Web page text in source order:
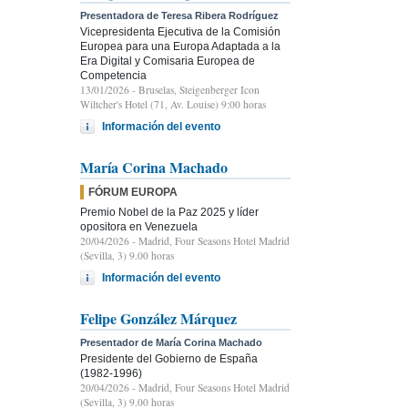
Presentadora de Teresa Ribera Rodríguez
Vicepresidenta Ejecutiva de la Comisión
Europea para una Europa Adaptada a la
Era Digital y Comisaria Europea de
Competencia
13/01/2026 - Bruselas, Steigenberger Icon
Wiltcher's Hotel (71, Av. Louise) 9:00 horas
Información del evento
María Corina Machado
FÓRUM EUROPA
Premio Nobel de la Paz 2025 y líder
opositora en Venezuela
20/04/2026 - Madrid, Four Seasons Hotel Madrid
(Sevilla, 3) 9.00 horas
Información del evento
Felipe González Márquez
Presentador de María Corina Machado
Presidente del Gobierno de España
(1982-1996)
20/04/2026 - Madrid, Four Seasons Hotel Madrid
(Sevilla, 3) 9.00 horas